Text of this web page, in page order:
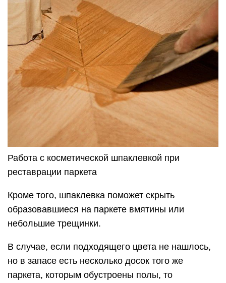
Работа с косметической шпаклевкой при
реставрации паркета
Кроме того, шпаклевка поможет скрыть
образовавшиеся на паркете вмятины или
небольшие трещинки.
В случае, если подходящего цвета не нашлось,
но в запасе есть несколько досок того же
паркета, которым обустроены полы, то